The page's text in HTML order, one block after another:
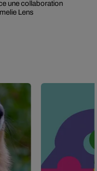
une collaboration
Lens